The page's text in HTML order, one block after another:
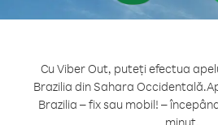
Cu Viber Out, puteți efectua
Brazilia din Sahara Occidentală.
Brazilia – fix sau mobil! –